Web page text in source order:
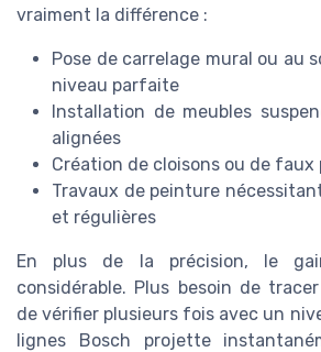
vraiment la différence :
Pose de carrelage mural ou au
niveau parfaite
Installation de meubles
alignées
Création de cloisons ou de
Travaux de peinture
et régulières
En plus de la précision, le
considérable. Plus besoin de
de vérifier plusieurs fois avec un
lignes Bosch projette